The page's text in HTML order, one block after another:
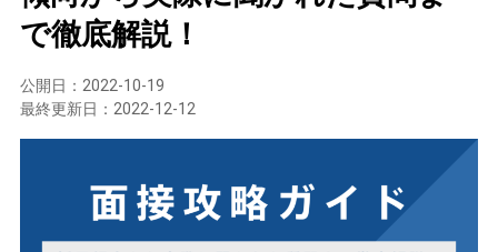
で徹底解説！
公開日： 2022-10-19
最終更新日： 2022-12-12